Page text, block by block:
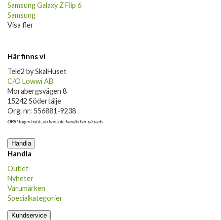
Samsung Galaxy Z Flip 6
Samsung
Visa fler
Här finns vi
Tele2 by SkalHuset
C/O Lowwi AB
Morabergsvägen 8
15242 Södertälje
Org. nr: 556881-9238
OBS!Ingen butik, du kan inte handla här på plats
Handla
Handla
Outlet
Nyheter
Varumärken
Specialkategorier
Kundservice